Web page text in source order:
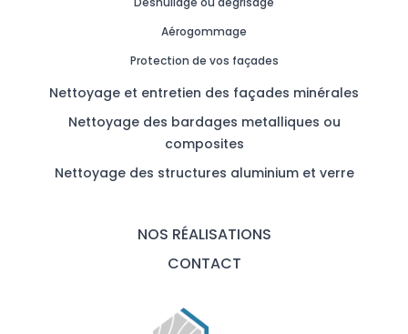
Aérogommage
Protection de vos façades
Nettoyage et entretien des façades minérales
Nettoyage des bardages metalliques ou
composites
Nettoyage des structures aluminium et verre
NOS RÉALISATIONS
CONTACT